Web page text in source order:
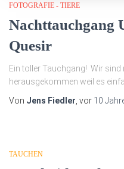
FOTOGRAFIE - TIERE
Nachttauchgang
Quesir
Ein toller Tauchgang! Wir sind
herausgekommen weil es
Von Jens Fiedler , vor 10
TAUCHEN